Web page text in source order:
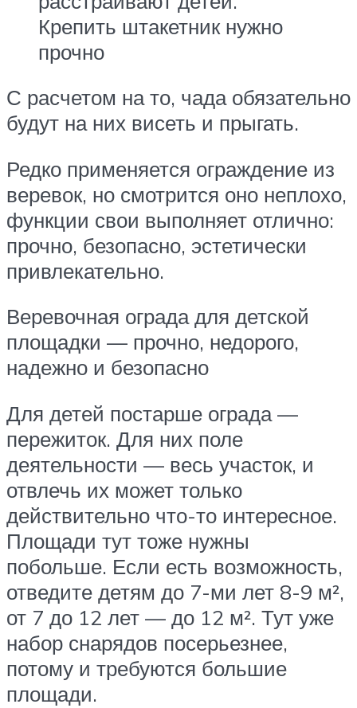
Крепить штакетник нужно
прочно
С расчетом на то, чада обязательно
будут на них висеть и прыгать.
Редко применяется ограждение из
веревок, но смотрится оно неплохо,
функции свои выполняет отлично:
прочно, безопасно, эстетически
привлекательно.
Веревочная ограда для детской
площадки — прочно, недорого,
надежно и безопасно
Для детей постарше ограда —
пережиток. Для них поле
деятельности — весь участок, и
отвлечь их может только
действительно что-то интересное.
Площади тут тоже нужны
побольше. Если есть возможность,
отведите детям до 7-ми лет 8-9 м²,
от 7 до 12 лет — до 12 м². Тут уже
набор снарядов посерьезнее,
потому и требуются большие
площади.